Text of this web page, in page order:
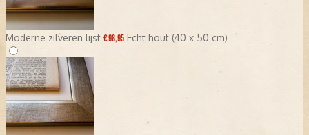
Moderne zilveren lijst € 98,95 Echt hout (40 x 50 cm)